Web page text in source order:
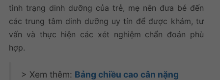
tình trạng dinh dưỡng của trẻ, mẹ nên đưa bé đến
các trung tâm dinh dưỡng uy tín để được khám, tư
vấn và thực hiện các xét nghiệm chẩn đoán phù
hợp.
> Xem thêm: Bảng chiều cao cân nặng